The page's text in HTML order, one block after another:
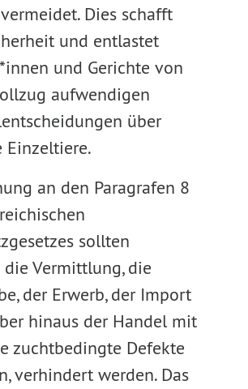
Dies schafft
und entlastet
und Gerichte von
aufwendigen
über
Einzeltiere.
an den Paragrafen 8
sollten
Vermittlung, die
der Erwerb, der Import
hinaus der Handel mit
zuchtbedingte Defekte
verhindert werden. Das